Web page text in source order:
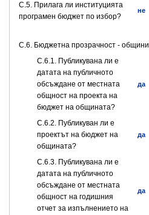
С.5. Прилага ли институцията
програмен бюджет по избор?
не
C.6. Бюджетна прозрачност - общини
С.6.1. Публикувана ли е
датата на публичното
обсъждане от местната
общност на проекта на
бюджет на общината?
да
С.6.2. Публикуван ли е
проектът на бюджет на
общината?
да
С.6.3. Публикувана ли е
датата на публичното
обсъждане от местната
общност на годишния
отчет за изпълнението на
да